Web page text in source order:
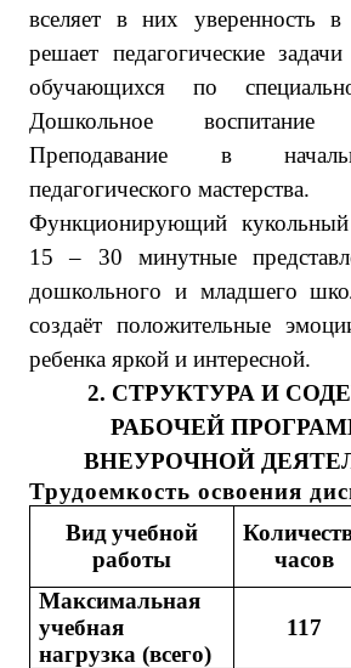
вселяет в них уверенность
решает педагогические
обучающихся по
Дошкольное воспитание
Преподавание в
педагогического мастерства.
Функционирующий
15 – 30 минутные
дошкольного и младшего
создаёт положительные
ребенка яркой и интересной.
2. СТРУКТУРА И
РАБОЧЕЙ
ВНЕУРОЧНОЙ
Трудоемкость освоения
Вид учебной
работы
часов
Максимальная
учебная
нагрузка (всего)
117